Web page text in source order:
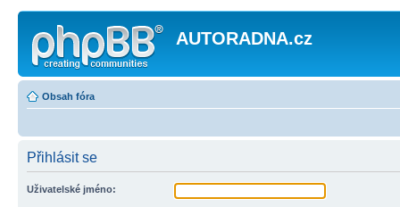
AUTORADNA.cz
Obsah fóra
Přihlásit se
Uživatelské jméno: